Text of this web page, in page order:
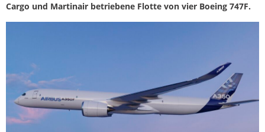
Cargo und Martinair betriebene Flotte von vier Boeing 747F.